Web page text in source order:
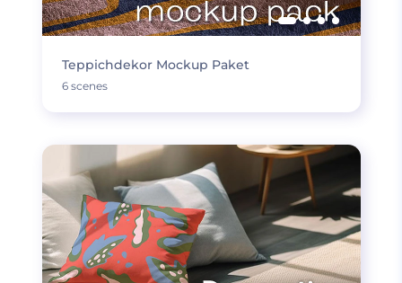
Teppichdekor Mockup Paket
6 scenes